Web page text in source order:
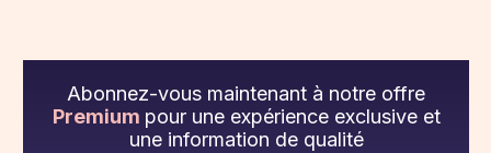
Abonnez-vous maintenant à notre offre
Premium pour une expérience exclusive et
une information de qualité